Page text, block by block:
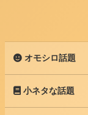
オモシロ話題
小ネタな話題